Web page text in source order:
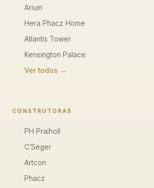
Arium
Hera Phacz Home
Atlantis Tower
Kensington Palace
Ver todos →
CONSTRUTORAS
PH Praiholl
C’Seger
Artcon
Phacz